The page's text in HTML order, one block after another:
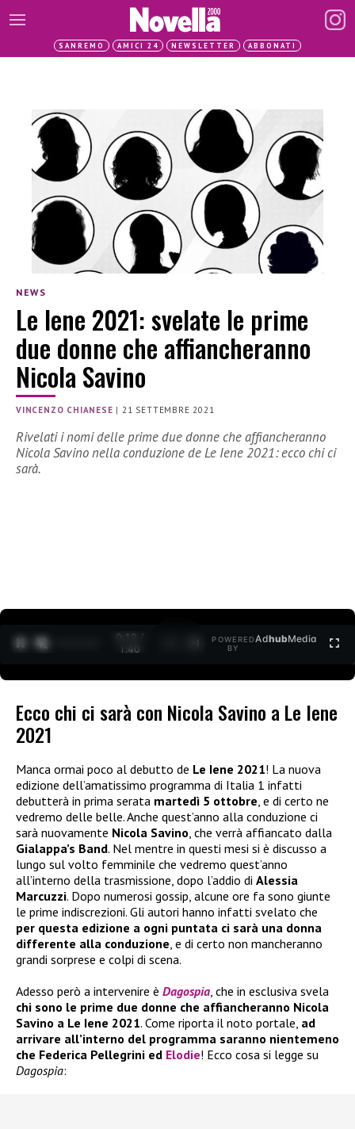
SANREMO AMICI 24 NEWSLETTER ABBONATI
NEWS
Le Iene 2021: svelate le prime
due donne che affiancheranno
Nicola Savino
VINCENZO CHIANESE |21 SETTEMBRE 2021
Rivelati i nomi delle prime due donne che affiancheranno
Nicola Savino nella conduzione de Le Iene 2021: ecco chi ci
sarà.
0:12 /
1:40
POWERED
BY
AdhubMedia
Ecco chi ci sarà con Nicola Savino a Le Iene
2021
Manca ormai poco al debutto de Le Iene 2021! La nuova
edizione dell’amatissimo programma di Italia 1 infatti
debutterà in prima serata martedì 5 ottobre, e di certo ne
vedremo delle belle. Anche quest’anno alla conduzione ci
sarà nuovamente Nicola Savino, che verrà affiancato dalla
Gialappa’s Band. Nel mentre in questi mesi si è discusso a
lungo sul volto femminile che vedremo quest’anno
all’interno della trasmissione, dopo l’addio di Alessia
Marcuzzi. Dopo numerosi gossip, alcune ore fa sono giunte
le prime indiscrezioni. Gli autori hanno infatti svelato che
per questa edizione a ogni puntata ci sarà una donna
differente alla conduzione, e di certo non mancheranno
grandi sorprese e colpi di scena.
Adesso però a intervenire è Dagospia, che in esclusiva svela
chi sono le prime due donne che affiancheranno Nicola
Savino a Le Iene 2021. Come riporta il noto portale, ad
arrivare all’interno del programma saranno nientemeno
che Federica Pellegrini ed Elodie! Ecco cosa si legge su
Dagospia: